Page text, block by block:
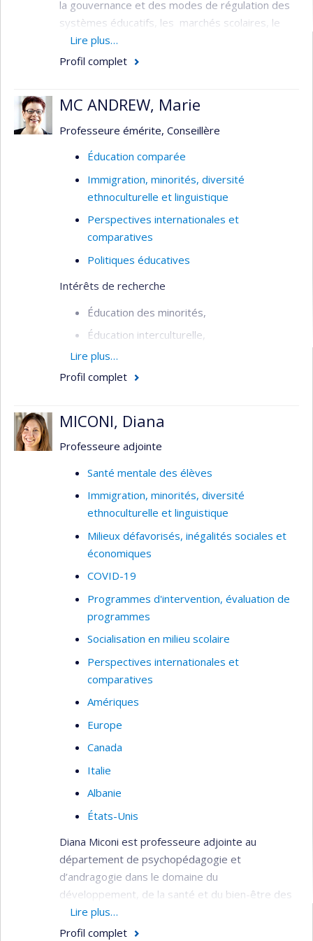
la gouvernance et des modes de régulation des
systèmes éducatifs, les marchés scolaires, le
travail et la profession enseignante, les inégalités
sociales face à l’école, la démocratisation de
Je m’intéresse également aux processus de
Dans le cadre de laChaire de Recherche du
Canada en politiques éducatives
vers l’analyse des politiques de régulation de
l’éducation par les résultats.
Lire plus…
Profil complet
MC ANDREW, Marie
Professeure émérite, Conseillère
Éducation comparée
Immigration, minorités, diversité
ethnoculturelle et linguistique
Perspectives internationales et
comparatives
Politiques éducatives
Intérêts de recherche
Éducation des minorités,
Éducation interculturelle,
Éducation à la citoyenneté,
Relations ethniques,
Politiques d’intégration.
Lire plus…
Profil complet
MICONI, Diana
Professeure adjointe
Santé mentale des élèves
Immigration, minorités, diversité
ethnoculturelle et linguistique
Milieux défavorisés, inégalités sociales et
économiques
COVID-19
Programmes d'intervention, évaluation de
programmes
Socialisation en milieu scolaire
Perspectives internationales et
comparatives
Amériques
Europe
Canada
Italie
Albanie
États-Unis
Diana Miconi est professeure adjointe au
département de psychopédagogie et
d’andragogie dans le domaine du
développement, de la santé et du bien-être des
adolescents. Psychologue clinicienne de
formation, elle est membre de l’ordre des
Lire plus…
Profil complet